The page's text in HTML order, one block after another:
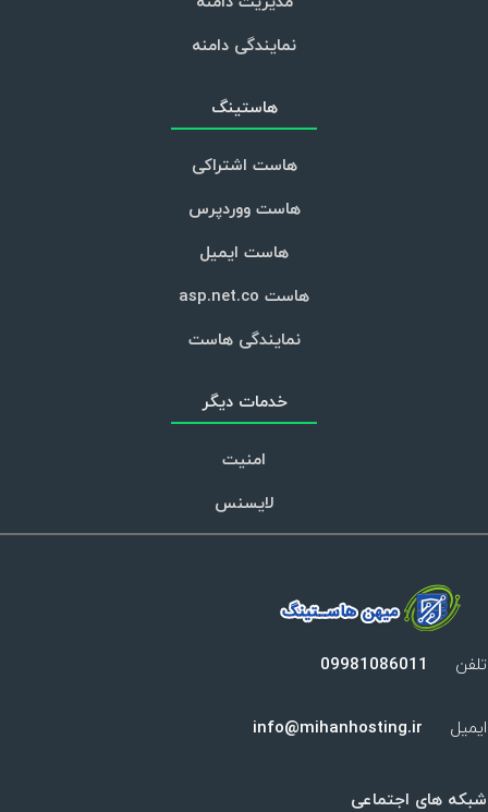
نمایندگی دامنه
هاستینگ
هاست اشتراکی
هاست ووردپرس
هاست ایمیل
هاست asp.net.co
نمایندگی هاست
خدمات دیگر
امنیت
لایسنس
تلفن 09981086011
ایمیل info@mihanhosting.ir
شبکه های اجتماعی